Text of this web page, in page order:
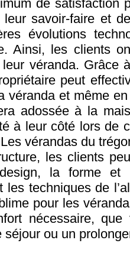
de satisfaction
savoir-faire et
évolutions
Ainsi, les clients
véranda. Grâce
peut
véranda et même
adossée à la
à leur côté lors de
vérandas du
les clients
la forme et
les techniques de
pour les
nécessaire, que
séjour ou un